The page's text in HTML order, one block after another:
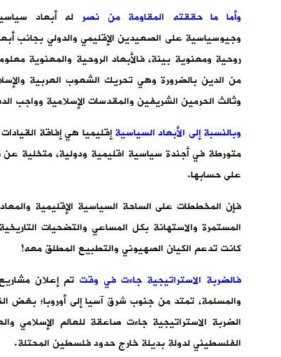
وأما ما حققته المقاومة من نصر له أبعاد
وجيوسياسية على الصعيدين الإقليمي والدولي بجانب
روحية ومعنوية بينة، فالأبعاد الروحية والمعنوية
من الدين بالضرورة وهي تحريك الشعوب العربية
وثالث الحرمين الشريفين والمقدسات الإسلامية وواجب
وبالنسبة إلى الأبعاد السياسيةإقليميا هي إفاقة
متورطة في أجندة سياسية اقليمية ودولية، متخلية
على حسابها.
فإن المخططات على الساحة السياسية الإقليمية
المستمرة والاستهانة بكل المساعي والتضحيات
كانت تدعم الكيان الصهيوني والتطبيع المطلق معه!
فالضربة الاستراتيجية جاءت في وقت تم إعلان
والمسلمة، تمتد من جنوب شرق آسيا إلى أوروبا؛
الضربة الاستراتيجية جاءت صاعقة للعالم الإسلامي
الفلسطيني لدولة بديلة خارج حدود فلسطين المحتلة.